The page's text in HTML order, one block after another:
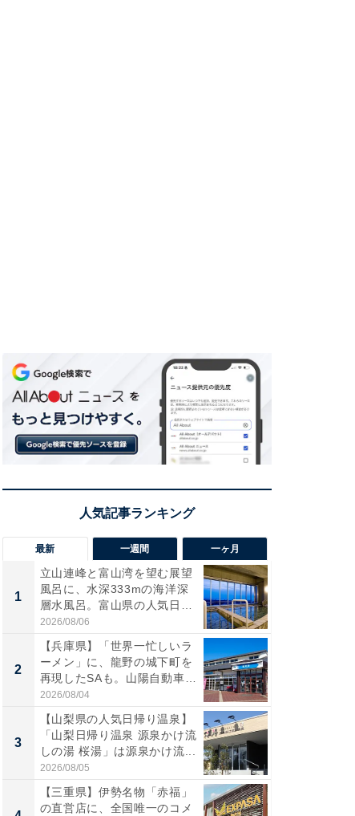
最新 一週間 一ヶ月
1
立山連峰と富山湾を望む展望
風呂に、水深333mの海洋深
層水風呂。富山県の人気日
帰...
2026/08/06
2
【兵庫県】「世界一忙しいラ
ーメン」に、龍野の城下町を
再現したSAも。山陽自動車
道...
2026/08/04
3
【山梨県の人気日帰り温泉】
「山梨日帰り温泉 源泉かけ流
しの湯 桜湯」は源泉かけ流...
2026/08/05
【三重県】伊勢名物「赤福」
の直営店に、全国唯一のコメ